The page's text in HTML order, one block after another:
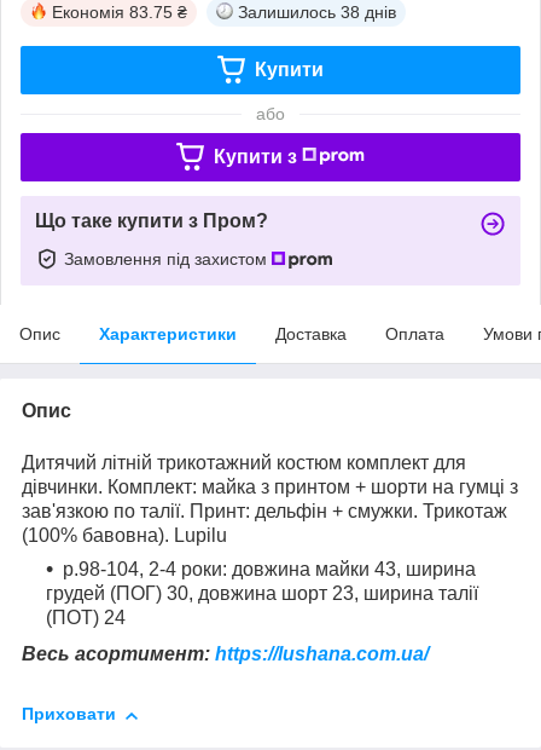
Економія 83.75 ₴ Залишилось 38 днів
Купити
або
Купити з
Що таке купити з Пром?
Замовлення під захистом
Опис Характеристики Доставка Оплата Умови
Опис
Дитячий літній трикотажний костюм комплект для
дівчинки. Комплект: майка з принтом + шорти на гумці з
зав'язкою по талії. Принт: дельфін + смужки. Трикотаж
(100% бавовна). Lupilu
р.98-104, 2-4 роки: довжина майки 43, ширина
грудей (ПОГ) 30, довжина шорт 23, ширина талії
(ПОТ) 24
Весь асортимент: https://lushana.com.ua/
Приховати